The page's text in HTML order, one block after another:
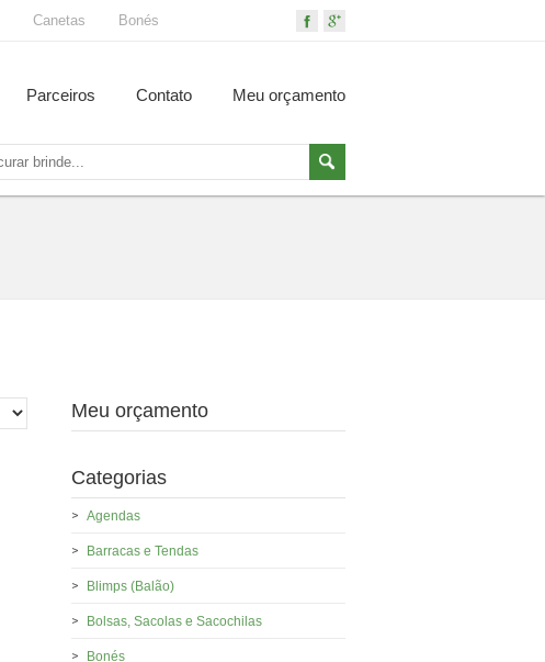
Canetas Bonés
Parceiros Contato Meu orçamento
Meu orçamento
Categorias
Agendas
Barracas e Tendas
Blimps (Balão)
Bolsas, Sacolas e Sacochilas
Bonés